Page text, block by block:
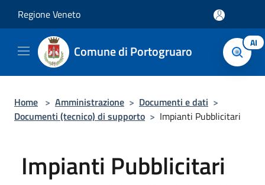
Regione Veneto
Comune di Portogruaro AI
Home > Amministrazione > Documenti e dati >
Documenti (tecnico) di supporto > Impianti Pubblicitari
Impianti Pubblicitari